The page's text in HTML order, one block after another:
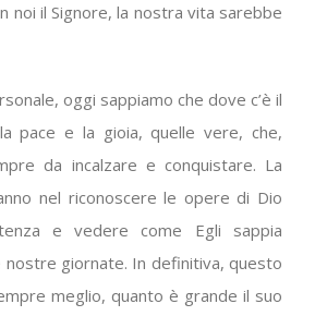
noi il Signore, la nostra vita sarebbe
oggi sappiamo che dove c’è il
pace e la gioia, quelle vere, che,
da incalzare e conquistare. La
nel riconoscere le opere di Dio
e vedere come Egli sappia
nostre giornate. In definitiva, questo
meglio, quanto è grande il suo